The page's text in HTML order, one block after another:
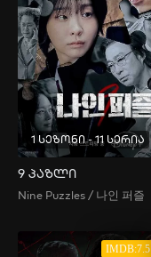
1 სეზონი - 11 სერია
9 პაზლი
Nine Puzzles / 나인 퍼즐
IMDB:7.5